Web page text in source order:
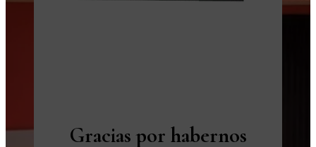
Gracias por habernos